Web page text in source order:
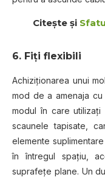
Citește și
6. Fiţi flexibili
Achiziţionarea unui
mod de a amenaja
modul în care utilizați
scaunele tapisate,
elemente
în întregul spațiu,
suprafețe plane. Un